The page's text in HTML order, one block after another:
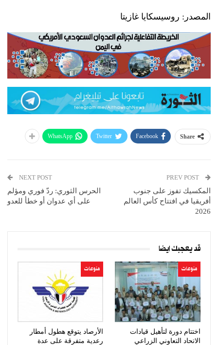
المصدر: روسيسكايا غازيتا
Share
Facebook
Twitter
WhatsApp
المكسيك تفوز على جنوب
أفريقيا في افتتاح كأس العالم
2026
NEXT POST
الحرس الثوري: ردّ فوري ومؤلم
على أي عدوان أو خطأ للعدو
قد يعجبك ايضا
منوعات
اختتام دورة لتأهيل قيادات
الاتحاد التعاوني الزراعي
منوعات
الأرصاد يتوقع هطول أمطار
رعدية متفرقة على عدة